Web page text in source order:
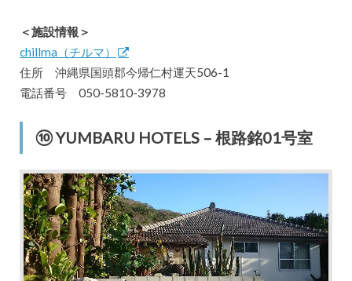
＜施設情報＞
chillma（チルマ）
住所 沖縄県国頭郡今帰仁村運天506-1
電話番号 050-5810-3978
⑩ YUMBARU HOTELS – 根路銘01号室